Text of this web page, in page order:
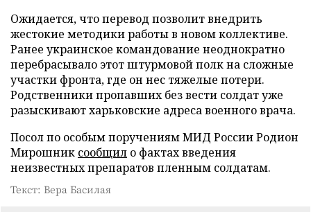
Ожидается, что перевод позволит внедрить
жестокие методики работы в новом коллективе.
Ранее украинское командование неоднократно
перебрасывало этот штурмовой полк на сложные
участки фронта, где он нес тяжелые потери.
Родственники пропавших без вести солдат уже
разыскивают харьковские адреса военного врача.
Посол по особым поручениям МИД России Родион
Мирошник сообщил о фактах введения
неизвестных препаратов пленным солдатам.
Текст: Вера Басилая